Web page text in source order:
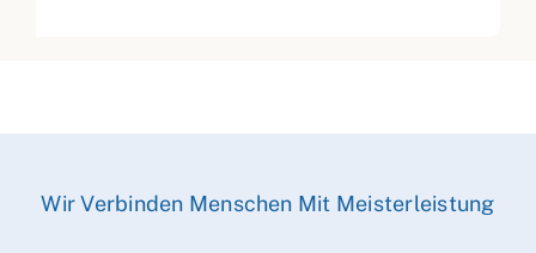
Wir Verbinden Menschen Mit Meisterleistung